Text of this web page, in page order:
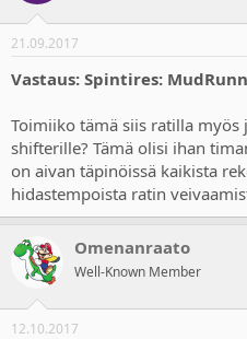
21.09.2017
Vastaus: Spintires:
Toimiiko tämä siis ratilla myös
shifterille? Tämä olisi ihan
on aivan täpinöissä kaikista
hidastempoista ratin
Omenanraato
Well-Known Member
12.10.2017